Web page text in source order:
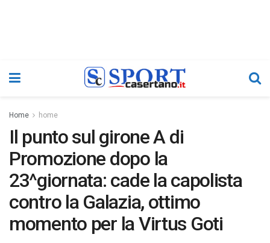
Home home
Il punto sul girone A di
Promozione dopo la
23^giornata: cade la capolista
contro la Galazia, ottimo
momento per la Virtus Goti